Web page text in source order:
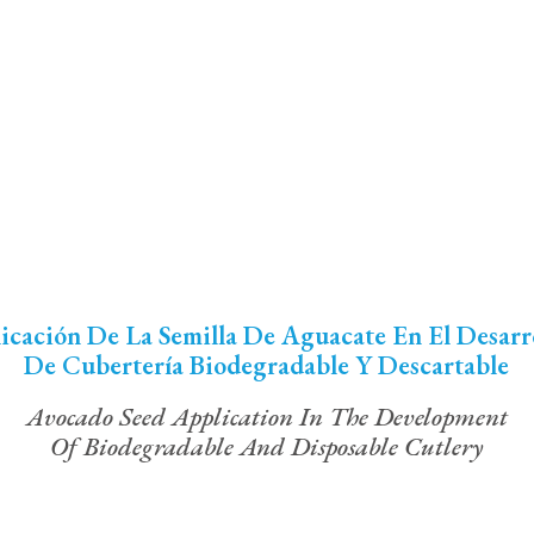
De La Semilla De Aguacate En El
De Cubertería Biodegradable Y Descartable
Avocado Seed Application In The Development
Of Biodegradable And Disposable Cutlery